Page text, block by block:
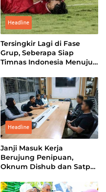
Headline
Tersingkir Lagi di Fase
Grup, Seberapa Siap
Timnas Indonesia Menuju
Headline
Janji Masuk Kerja
Berujung Penipuan,
Oknum Dishub dan Satpol